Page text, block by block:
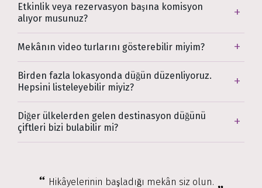
Etkinlik veya rezervasyon başına komisyon
alıyor musunuz?
Mekânın video turlarını gösterebilir miyim?
Birden fazla lokasyonda düğün düzenliyoruz.
Hepsini listeleyebilir miyiz?
Diğer ülkelerden gelen destinasyon düğünü
çiftleri bizi bulabilir mi?
Hikâyelerinin başladığı mekân siz olun.